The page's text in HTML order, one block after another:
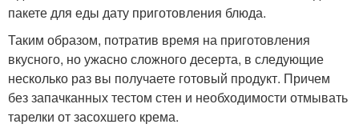
пакете для еды дату приготовления блюда.
Таким образом, потратив время на приготовления
вкусного, но ужасно сложного десерта, в следующие
несколько раз вы получаете готовый продукт. Причем
без запачканных тестом стен и необходимости отмывать
тарелки от засохшего крема.